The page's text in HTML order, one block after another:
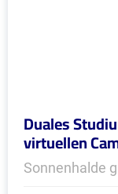
Duales
virtuellen
Sonnenhalde